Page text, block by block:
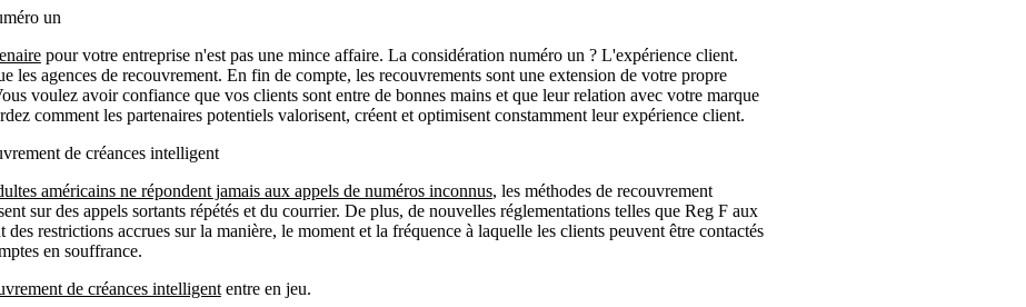
un
pour votre entreprise n'est pas une mince affaire. La considération numéro un ? L'expérience client.
les agences de recouvrement. En fin de compte, les recouvrements sont une extension de votre propre
voulez avoir confiance que vos clients sont entre de bonnes mains et que leur relation avec votre marque
comment les partenaires potentiels valorisent, créent et optimisent constamment leur expérience client.
de créances intelligent
américains ne répondent jamais aux appels de numéros inconnus, les méthodes de recouvrement
sur des appels sortants répétés et du courrier. De plus, de nouvelles réglementations telles que Reg F aux
des restrictions accrues sur la manière, le moment et la fréquence à laquelle les clients peuvent être contactés
en souffrance.
de créances intelligententre en jeu.